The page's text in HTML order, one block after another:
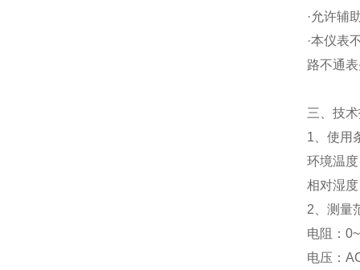
·允许辅
·本仪表
路不通
三、 技
1、使用
环境温
相对湿
2、测量
电阻：
电压：